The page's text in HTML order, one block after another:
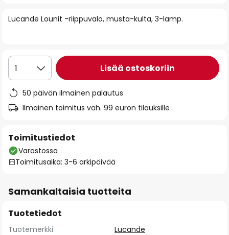
the
Lucande Lounit -riippuvalo, musta-kulta, 3-lamp.
1 Lisää ostoskoriin
50 päivän ilmainen palautus
Ilmainen toimitus väh. 99 euron tilauksille
Toimitustiedot
Varastossa
Toimitusaika: 3-6 arkipäivää
Samankaltaisia tuotteita
Tuotetiedot
Tuotemerkki
Lucande